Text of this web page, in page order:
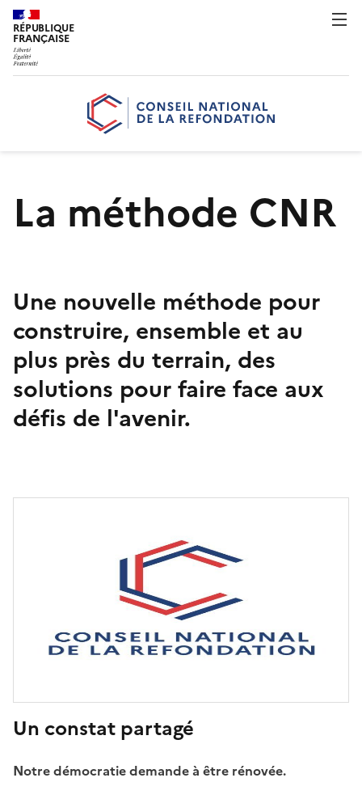
RÉPUBLIQUE
FRANÇAISE
La méthode CNR
Une nouvelle méthode pour
construire, ensemble et au
plus près du terrain, des
solutions pour faire face aux
défis de l'avenir.
Un constat partagé
Notre démocratie demande à être rénovée.